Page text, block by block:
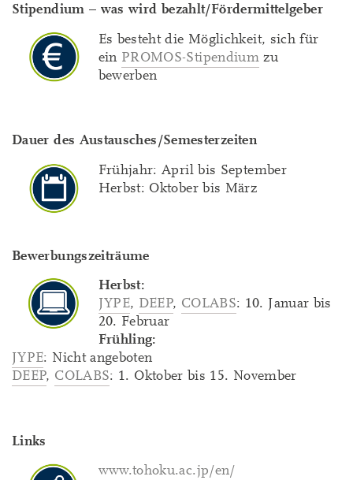
Stipendium – was wird bezahlt/Fördermittelgeber
Es besteht die Möglichkeit, sich für
ein PROMOS-Stipendium zu
bewerben
Dauer des Austausches/Semesterzeiten
Frühjahr: April bis September
Herbst: Oktober bis März
Bewerbungszeiträume
Herbst:
JYPE, DEEP, COLABS: 10. Januar bis
20. Februar
Frühling:
JYPE: Nicht angeboten
DEEP, COLABS: 1. Oktober bis 15. November
Links
www.tohoku.ac.jp/en/